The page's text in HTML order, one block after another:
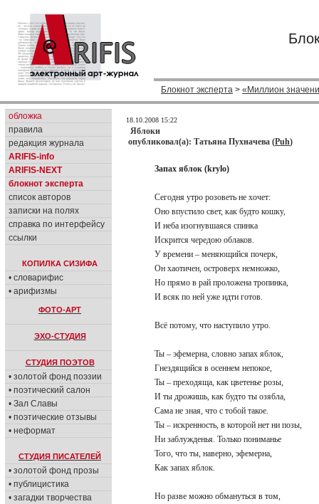
Блокнот эксперта > «Миллион
обложка
правила
редакция журнала
ARIFIS-info
ARIFIS-NEXT
блокнот эксперта
список авторов
записки на полях
справка по интерфейсу
ссылки
КОПИЛКА СИЗИФА
• словарифис
• арифизмы
ФОТО-АРТ
ЭХО-СТУДИЯ
СТУДИЯ ПОЭТОВ
• золотой фонд поэзии
• поэтический салон
• Зал Славы
• поэтические отзывы
• неформат
СТУДИЯ ПИСАТЕЛЕЙ
• золотой фонд прозы
• публицистика
• загадки творчества
18.10.2008 15:22
Яблоки
опубликовал(а): Татьяна Пухначева (Puh)
Запах яблок (krylo)
Сегодня утро розоветь не хочет:
Оно впустило свет, как будто кошку,
И неба изогнувшаяся спинка
Искрится чередою облаков.
У времени – меняющийся почерк,
Он хаотичен, островерх немножко,
Но прямо в рай проложена тропинка,
И всяк по ней уже идти готов.
Всё потому, что наступило утро.
Ты – эфемерна, словно запах яблок,
Гнездящийся в осеннем непокое,
Ты – преходяща, как цветенье розы,
И ты дрожишь, как будто ты озябла,
Сама не зная, что с тобой такое.
Ты – искренность, в которой нет ни позы,
Ни заблужденья. Только пониманье
Того, что ты, наверно, эфемерна,
Как запах яблок.
Но разве можно обмануться в том,